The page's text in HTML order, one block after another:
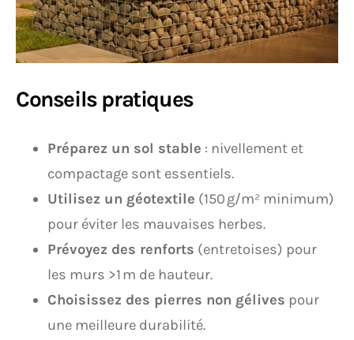
Conseils pratiques
Préparez un sol stable : nivellement et
compactage sont essentiels.
Utilisez un géotextile (150 g/m² minimum)
pour éviter les mauvaises herbes.
Prévoyez des renforts (entretoises) pour
les murs >1 m de hauteur.
Choisissez des pierres non gélives pour
une meilleure durabilité.